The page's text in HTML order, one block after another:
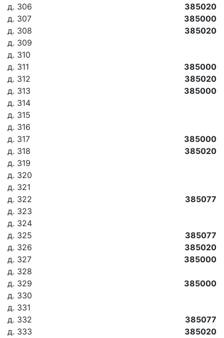
д. 306
385020
д. 307
385000
д. 308
385020
д. 309
д. 310
д. 311
385000
д. 312
385020
д. 313
385000
д. 314
д. 315
д. 316
д. 317
385000
д. 318
385020
д. 319
д. 320
д. 321
д. 322
385077
д. 323
д. 324
д. 325
385077
д. 326
385020
д. 327
385000
д. 328
д. 329
385000
д. 330
д. 331
д. 332
385077
д. 333
385020